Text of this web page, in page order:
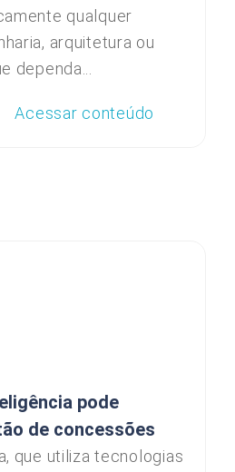
qualquer
arquitetura ou
dependa...
Acessar conteúdo
pode
de concessões
que utiliza tecnologias